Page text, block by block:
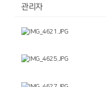
관리자